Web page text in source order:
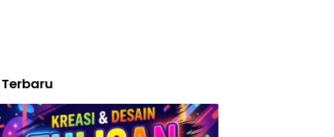
Terbaru